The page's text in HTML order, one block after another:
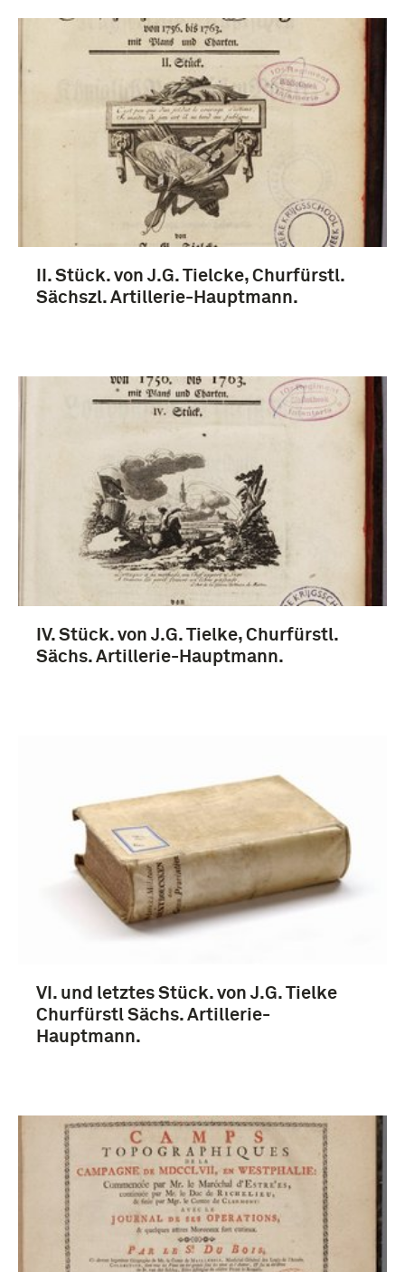
II. Stück. von J.G. Tielcke, Churfürstl.
Sächszl. Artillerie-Hauptmann.
IV. Stück. von J.G. Tielke, Churfürstl.
Sächs. Artillerie-Hauptmann.
VI. und letztes Stück. von J.G. Tielke
Churfürstl Sächs. Artillerie-
Hauptmann.